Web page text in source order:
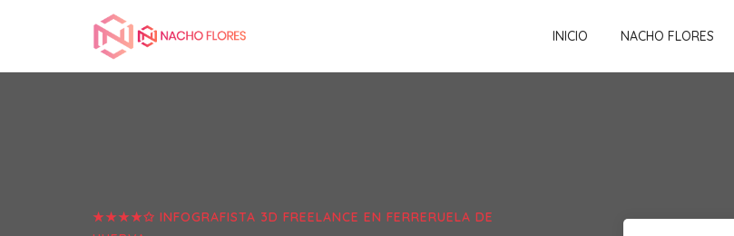
INICIO NACHO FLORES
★★★★✩ INFOGRAFISTA 3D FREELANCE EN FERRERUELA DE